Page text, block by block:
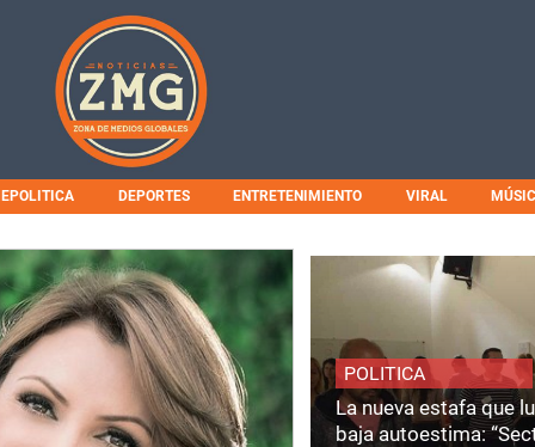
DEPORTES ENTRETENIMIENTO VIRAL
POLITICA
La nueva estafa que
baja autoestima: